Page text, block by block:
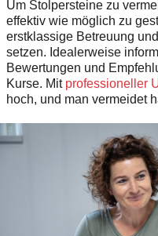
Um Stolpersteine zu
effektiv wie möglich zu
erstklassige Betreuung
setzen. Idealerweise
Bewertungen und
Kurse. Mit professioneller
hoch, und man vermeidet